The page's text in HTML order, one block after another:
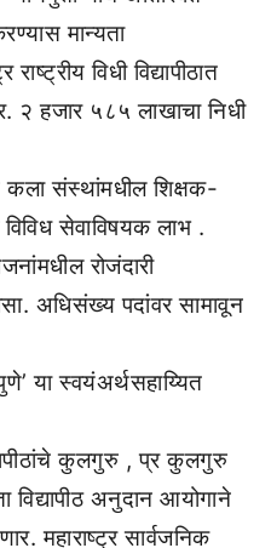
मान्यता
विधी विद्यापीठात
२ हजार ५८५ लाखाचा निधी
संस्थांमधील शिक्षक-
विविध सेवाविषयक लाभ .
रोजंदारी
अधिसंख्य पदांवर सामावून
या स्वयंअर्थसहाय्यित
कुलगुरु , प्र कुलगुरु
विद्यापीठ अनुदान आयोगाने
महाराष्ट्र सार्वजनिक